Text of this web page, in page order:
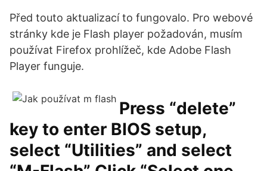
Před touto aktualizací to fungovalo. Pro webové
stránky kde je Flash player požadován, musím
používat Firefox prohlížeč, kde Adobe Flash
Player funguje.
Press “delete”
key to enter BIOS setup,
select “Utilities” and select